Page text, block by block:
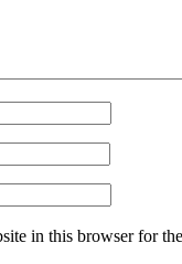
in this browser for